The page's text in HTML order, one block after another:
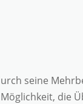
seine
die